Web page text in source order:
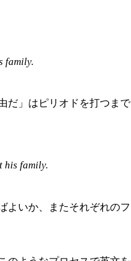
family.
」はピリオドを打つま
his family.
いか、またそれぞれの